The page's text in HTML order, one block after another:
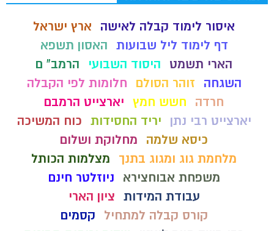
איסור לימוד קבלה לאישה
ארץ ישראל
דף לימוד ליל שבועות האסון תשפא
הארי תשמט
היסוד השבועי
הרמב" ם
השגחה
זוהר הסולם
חלומות לפי הקבלה
חרדה
חשש חמץ יארצייט הרמבם
יארצייט רבי נתן
יריד החסידות כוח המשיכה
כיסא שלמה
מחלוקת ושלום
מלחמת גוג ומגוג בתנך
מצלמות הכותל
משפחת אבוחצירא
ניוזלטר חינם
עבודת המידות ציון הארי
קורס קבלה למתחיל
קסמים